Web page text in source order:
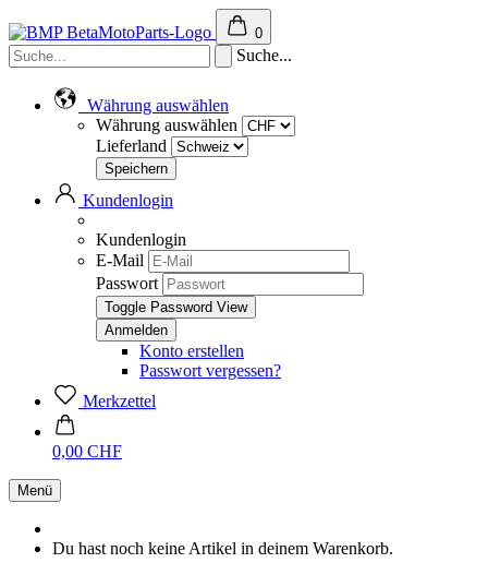
0
Suche...
Währung auswählen
Währung auswählen
Lieferland
Kundenlogin
Kundenlogin
E-Mail
Passwort
Toggle Password View
Konto erstellen
Passwort vergessen?
Merkzettel
0,00 CHF
Menü
Du hast noch keine Artikel in deinem Warenkorb.